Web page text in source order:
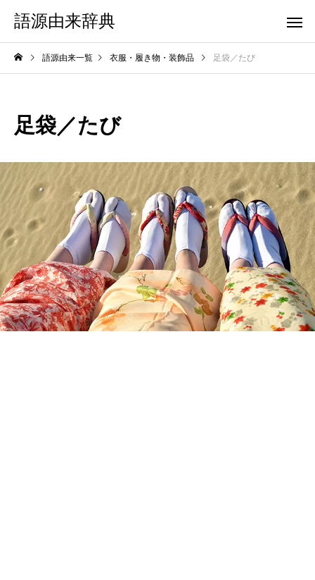
語源由来辞典
語源由来一覧 衣服・履き物・装飾品 足袋／たび
足袋／たび